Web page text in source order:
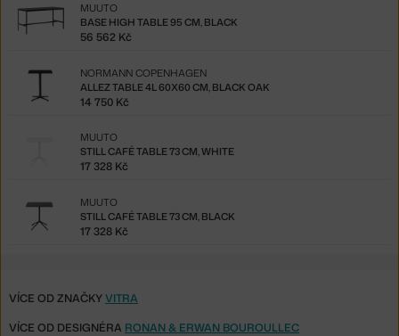
BASE HIGH TABLE 95 CM, BLACK
MUUTO
56 562 Kč
ALLEZ TABLE 4L 60X60 CM, BLACK OAK
NORMANN COPENHAGEN
14 750 Kč
STILL CAFÉ TABLE 73 CM, WHITE
MUUTO
17 328 Kč
STILL CAFÉ TABLE 73 CM, BLACK
MUUTO
17 328 Kč
VÍCE OD ZNAČKYVITRA
VÍCE OD DESIGNÉRA RONAN & ERWAN BOUROULLEC